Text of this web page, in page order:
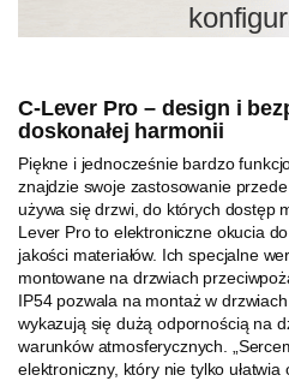
C-Lever Pro – design i
doskonałej harmonii
Piękne i jednocześnie bardzo
znajdzie swoje zastosowanie
używa się drzwi, do których dostęp
Lever Pro to elektroniczne okucia
jakości materiałów. Ich specjalne
montowane na drzwiach
IP54 pozwala na montaż w
wykazują się dużą odpornością na
warunków atmosferycznych.
elektroniczny, który nie tylko